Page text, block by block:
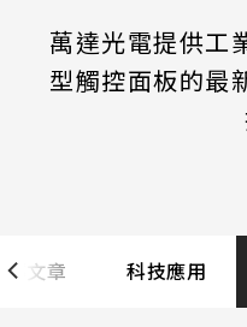
電容
電
FG(ITO
LCD 解析度
萬達光電提供工
型觸控面板的最
部文章 科技應用
產品資訊